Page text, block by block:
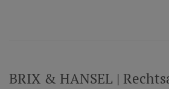
BRIX & HANSEL |